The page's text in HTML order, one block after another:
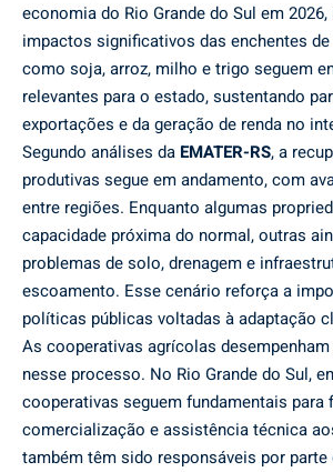
economia do Rio Grande do Sul em
impactos significativos das enchentes de
como soja, arroz, milho e trigo seguem
relevantes para o estado, sustentando
exportações e da geração de renda no
Segundo análises da EMATER-RS, a
produtivas segue em andamento, com
entre regiões. Enquanto algumas
capacidade próxima do normal, outras
problemas de solo, drenagem e
escoamento. Esse cenário reforça a
políticas públicas voltadas à adaptação
As cooperativas agrícolas
nesse processo. No Rio Grande do Sul,
cooperativas seguem fundamentais para
comercialização e assistência técnica
também têm sido responsáveis por parte